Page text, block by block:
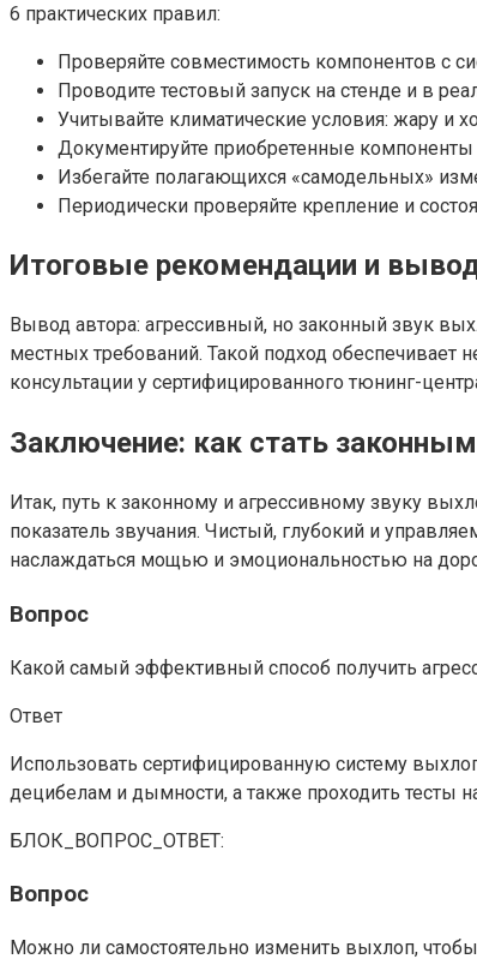
6 практических правил:
Проверяйте совместимость компонентов с
Проводите тестовый запуск на стенде и в
Учитывайте климатические условия: жару и
Документируйте приобретенные компоненты
Избегайте полагающихся «самодельных»
Периодически проверяйте крепление и
Итоговые рекомендации и
Вывод автора: агрессивный, но законный звук
местных требований. Такой подход
консультации у сертифицированного тюнинг-
Заключение: как стать
Итак, путь к законному и агрессивному звуку
показатель звучания. Чистый, глубокий и
наслаждаться мощью и эмоциональностью на
Вопрос
Какой самый эффективный способ получить
Ответ
Использовать сертифицированную систему
децибелам и дымности, а также проходить тесты
БЛОК_ВОПРОС_ОТВЕТ:
Вопрос
Можно ли самостоятельно изменить выхлоп,